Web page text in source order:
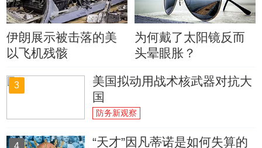
伊朗展示被击落的美
以飞机残骸
为何戴了太阳镜反而
头晕眼胀？
3
美国拟动用战术核武器对抗大
国
防务新观察
4 “天才”因凡蒂诺是如何失算的